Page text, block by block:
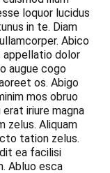
loquor lucidus
in te. Diam
Abico
appellatio dolor
augue cogo
os. Abigo
mos obruo
iriure magna
zelus. Aliquam
tation zelus.
ea facilisi
Abluo esca